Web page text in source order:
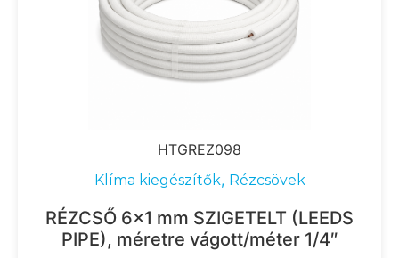
HTGREZ098
Klíma kiegészítők, Rézcsövek
RÉZCSŐ 6×1 mm SZIGETELT (LEEDS
PIPE), méretre vágott/méter 1/4″